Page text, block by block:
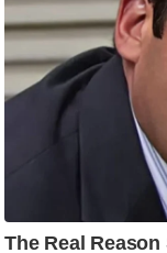
आ
र
.